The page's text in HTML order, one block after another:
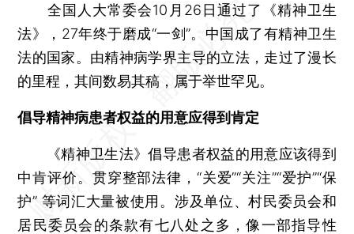
全国人大常委会10月26日通过了《精神卫生
法》，27年终于磨成“一剑”。中国成了有精神卫生
法的国家。由精神病学界主导的立法，走过了漫长
的里程，其间数易其稿，属于举世罕见。
倡导精神病患者权益的用意应得到肯定
《精神卫生法》倡导患者权益的用意应该得到
中肯评价。贯穿整部法律，“关爱”“关注”“爱护”“保
护” 等词汇大量被使用。涉及单位、村民委员会和
居民委员会的条款有七八处之多，像一部指导性